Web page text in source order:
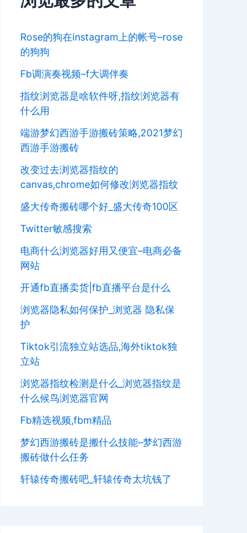
Rose的狗在instagram上的帐号–rose
的狗狗
Fb调演奏视频–f大调伴奏
指纹浏览器是啥软件呀,指纹浏览器有
什么用
端游梦幻西游手游搬砖策略,2021梦幻
西游手游搬砖
改变过去浏览器指纹的
canvas,chrome如何修改浏览器指纹
盛大传奇搬砖哪个好_盛大传奇100区
Twitter敏感搜索
电商什么浏览器好用又便宜–电商必备
网站
开通fb直播卖货|fb直播平台是什么
浏览器隐私如何保护_浏览器 隐私保
护
Tiktok引流独立站选品,海外tiktok独
立站
浏览器指纹检测是什么_浏览器指纹是
什么候鸟浏览器官网
Fb精选视频,fbm精品
梦幻西游搬砖是搬什么技能–梦幻西游
搬砖做什么任务
轩辕传奇搬砖吧_轩辕传奇太坑钱了